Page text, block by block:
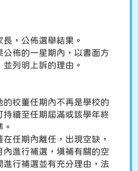
，公佈選舉結果。
佈的一星期內，以書面方
列明上訴的理由。
校董任期內不再是學校的
續至任期屆滿或該學年終
任期內離任，出現空缺，
進行補選，填補有關的空
行補選並有充分理由，法